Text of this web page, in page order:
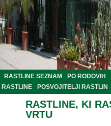
RASTLINE SEZNAM PO RODOVIH
RASTLINE
POSVOJITELJI RASTLIN
RASTLINE, KI
VRTU